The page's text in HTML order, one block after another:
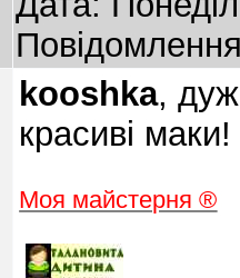
kooshka,
красиві
Моя майстерня ®